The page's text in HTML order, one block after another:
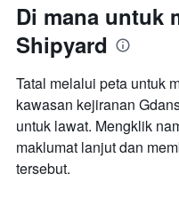
Di mana untuk
Shipyard
Tatal melalui peta untuk
kawasan kejiranan
untuk lawat. Mengklik
maklumat lanjut dan
tersebut.